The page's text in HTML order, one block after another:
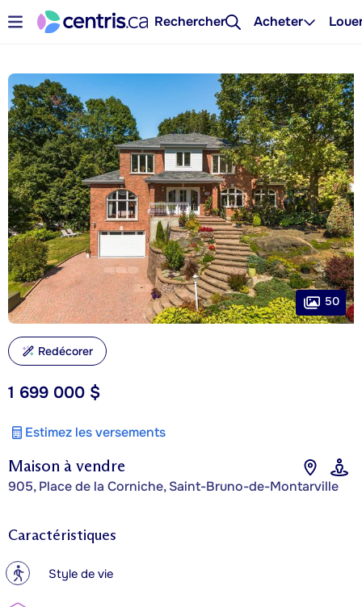
Rechercher Acheter
Maison à vendre
905, Place de la Corniche, Saint-Bruno-de-Montarville
1 699 000 $
Estimez les versements
50
Redécorer
Caractéristiques
? Style de vie